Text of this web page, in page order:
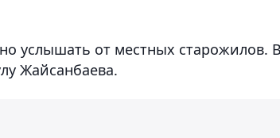
услышать от местных старожилов.
Жайсанбаева.